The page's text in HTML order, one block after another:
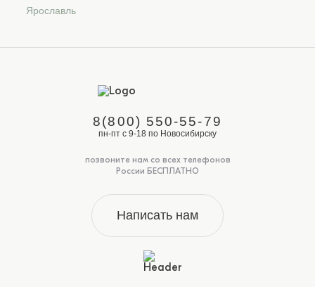
Ярославль
8(800) 550-55-79
пн-пт с 9-18 по Новосибирску
позвоните нам со всех телефонов
России БЕСПЛАТНО
Написать нам